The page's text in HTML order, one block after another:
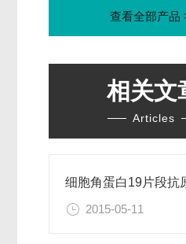
查看全部产品
相关文
Articles
2015-05-11